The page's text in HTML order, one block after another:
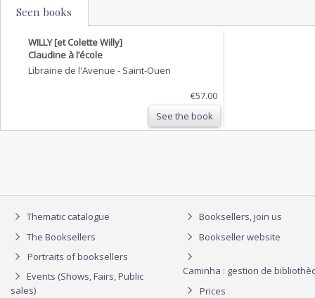
Seen books
WILLY [et Colette Willy]
Claudine à l’école
Librairie de l'Avenue - Saint-Ouen
€57.00
See the book
Thematic catalogue
The Booksellers
Portraits of booksellers
Events (Shows, Fairs, Public
sales)
Booksellers, join us
Bookseller website
Caminha : gestion de
Prices